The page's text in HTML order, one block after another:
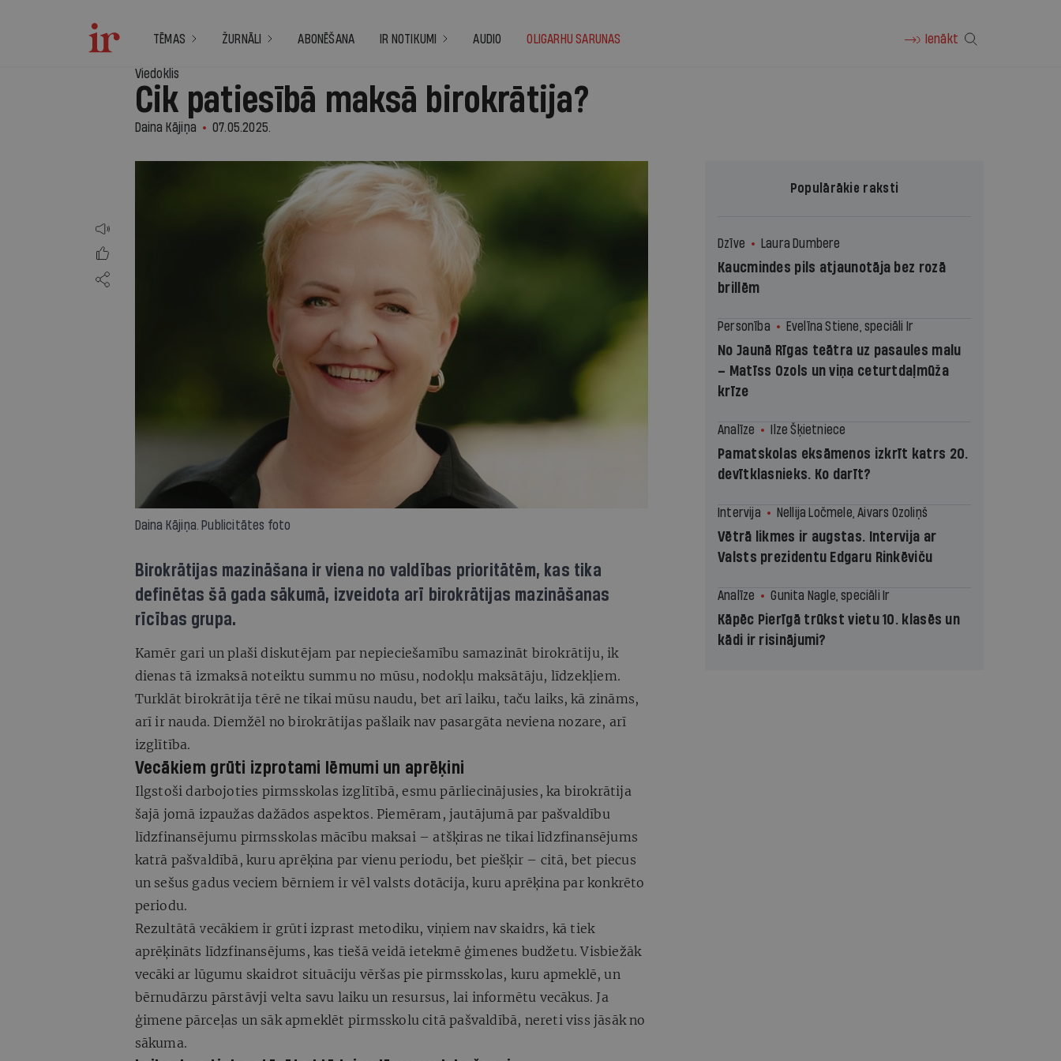
TĒMAS ŽURNĀLI ABONĒŠANA IR NOTIKUMI AUDIO OLIGARHU SARUNAS Ienākt
Viedoklis
Cik patiesībā maksā birokrātija?
Daina Kājiņa 07.05.2025.
Daina Kājiņa. Publicitātes foto
Birokrātijas mazināšana ir viena no valdības prioritātēm, kas tika
definētas šā gada sākumā, izveidota arī birokrātijas mazināšanas
rīcības grupa.
Kamēr gari un plaši diskutējam par nepieciešamību samazināt birokrātiju, ik
dienas tā izmaksā noteiktu summu no mūsu, nodokļu maksātāju, līdzekļiem.
Turklāt birokrātija tērē ne tikai mūsu naudu, bet arī laiku, taču laiks, kā zināms,
arī ir nauda. Diemžēl no birokrātijas pašlaik nav pasargāta neviena nozare, arī
izglītība.
Vecākiem grūti izprotami lēmumi un aprēķini
Ilgstoši darbojoties pirmsskolas izglītībā, esmu pārliecinājusies, ka birokrātija
šajā jomā izpaužas dažādos aspektos. Piemēram, jautājumā par pašvaldību
līdzfinansējumu pirmsskolas mācību maksai – atšķiras ne tikai līdzfinansējums
katrā pašvaldībā, kuru aprēķina par vienu periodu, bet piešķir – citā, bet piecus
un sešus gadus veciem bērniem ir vēl valsts dotācija, kuru aprēķina par konkrēto
periodu.
Rezultātā vecākiem ir grūti izprast metodiku, viņiem nav skaidrs, kā tiek
aprēķināts līdzfinansējums, kas tiešā veidā ietekmē ģimenes budžetu. Visbiežāk
vecāki ar lūgumu skaidrot situāciju vēršas pie pirmsskolas, kuru apmeklē, un
bērnudārzu pārstāvji velta savu laiku un resursus, lai informētu vecākus. Ja
ģimene pārceļas un sāk apmeklēt pirmsskolu citā pašvaldībā, nereti viss jāsāk no
sākuma.
Populārākie raksti
Dzīve Laura Dumbere
Kaucmindes pils atjaunotāja bez rozā
brillēm
Personība Evelīna Stiene, speciāli Ir
No Jaunā Rīgas teātra uz pasaules malu
– Matīss Ozols un viņa ceturtdaļmūža
krīze
Analīze Ilze Šķietniece
Pamatskolas eksāmenos izkrīt katrs 20.
devītklasnieks. Ko darīt?
Intervija Nellija Ločmele, Aivars Ozoliņš
Vētrā likmes ir augstas. Intervija ar
Valsts prezidentu Edgaru Rinkēviču
Analīze Gunita Nagle, speciāli Ir
Kāpēc Pierīgā trūkst vietu 10. klasēs un
kādi ir risinājumi?